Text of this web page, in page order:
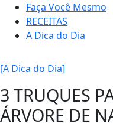
Faça Você Mesmo
RECEITAS
A Dica do Dia
[A Dica do Dia]
3 TRUQUES
ÁRVORE DE